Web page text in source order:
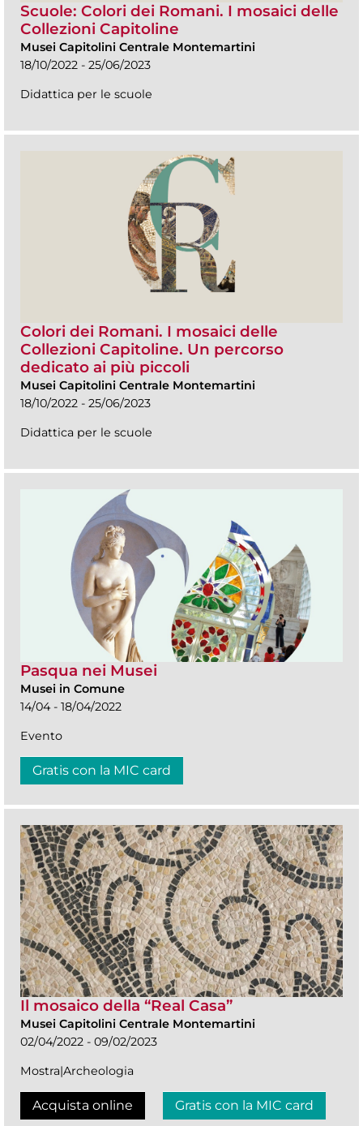
Scuole: Colori dei Romani. I mosaici delle
Collezioni Capitoline
Musei Capitolini Centrale Montemartini
18/10/2022 - 25/06/2023
Didattica per le scuole
Colori dei Romani. I mosaici delle
Collezioni Capitoline. Un percorso
dedicato ai più piccoli
Musei Capitolini Centrale Montemartini
18/10/2022 - 25/06/2023
Didattica per le scuole
Pasqua nei Musei
Musei in Comune
14/04 - 18/04/2022
Evento
Gratis con la MIC card
Il mosaico della “Real Casa”
Musei Capitolini Centrale Montemartini
02/04/2022 - 09/02/2023
Mostra|Archeologia
Acquista online Gratis con la MIC card